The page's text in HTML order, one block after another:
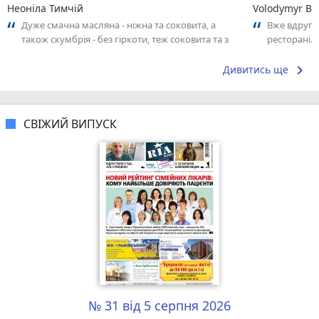
Неоніла Тимчій
Дуже смачна масляна - ніжна та соковита, а
також скумбрія - без гіркоти, теж соковита та з
Volodymyr
Вже
ресторані.
Дивитись ще keyboard_arrow_right
СВІЖИЙ ВИПУСК
№ 31 від 5 серпня 2026